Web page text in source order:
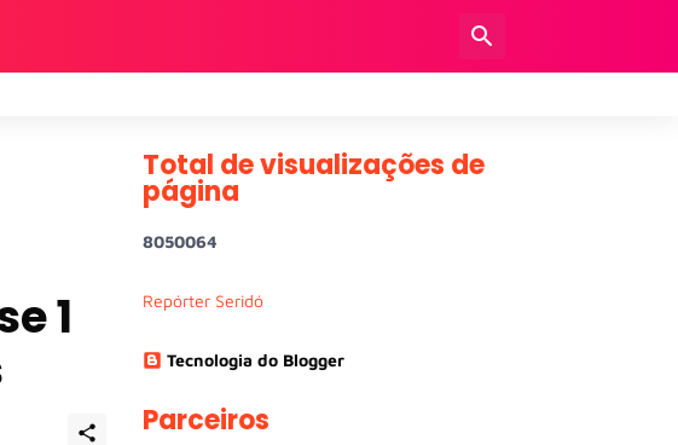
1
Total de visualizações de
página
8050064
Repórter Seridó
Tecnologia do Blogger
Parceiros